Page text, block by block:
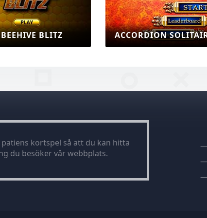
SOLITAIRE PATIENS
kortspel så att du kan hitta
du besöker vår webbplats.